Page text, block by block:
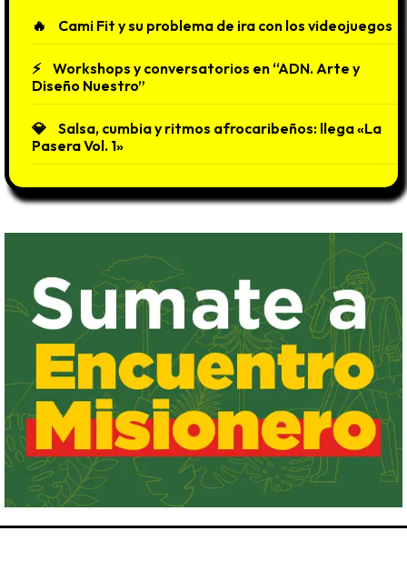
Cami Fit y su problema de ira con los videojuegos
Workshops y conversatorios en “ADN. Arte y
Diseño Nuestro”
Salsa, cumbia y ritmos afrocaribeños: llega «La
Pasera Vol. 1»